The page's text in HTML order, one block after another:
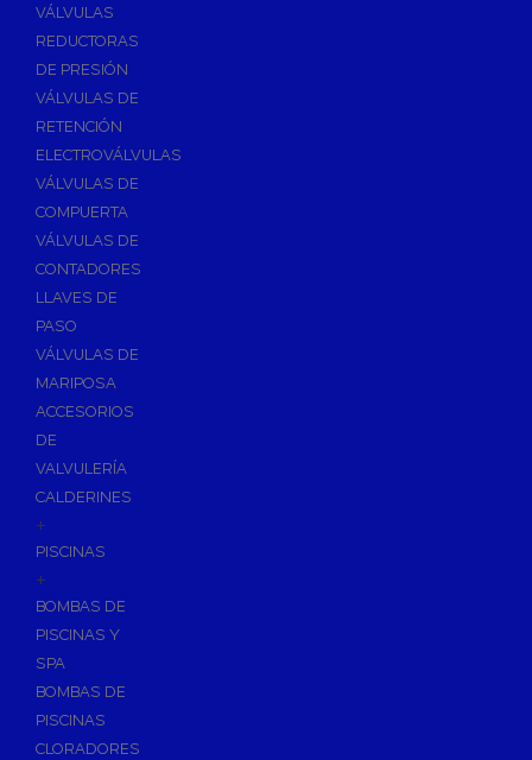
VÁLVULAS
REDUCTORAS
DE PRESIÓN
VÁLVULAS DE
RETENCIÓN
ELECTROVÁLVULAS
VÁLVULAS DE
COMPUERTA
VÁLVULAS DE
CONTADORES
LLAVES DE
PASO
VÁLVULAS DE
MARIPOSA
ACCESORIOS
DE
VALVULERÍA
CALDERINES
+
PISCINAS
+
BOMBAS DE
PISCINAS Y
SPA
BOMBAS DE
PISCINAS
CLORADORES